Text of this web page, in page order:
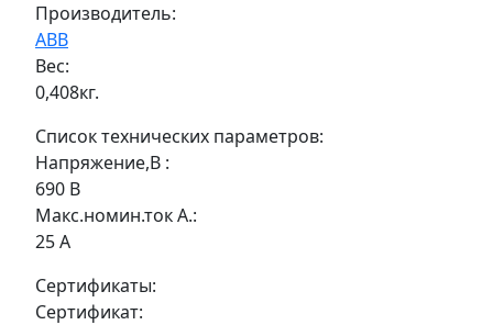
Производитель:
ABB
Вес:
0,408кг.
Список технических параметров:
Напряжение,В :
690 В
Макс.номин.ток А.:
25 А
Сертификаты:
Сертификат: